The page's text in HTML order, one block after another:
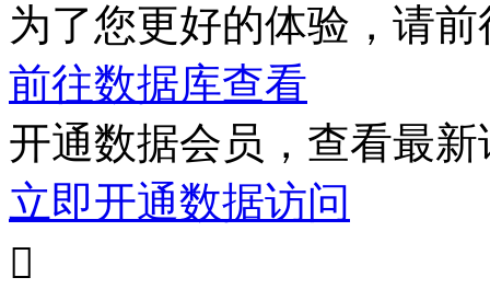
为了您更好的体验，请
前往数据库查看
开通数据会员，查看最
立即开通数据访问
